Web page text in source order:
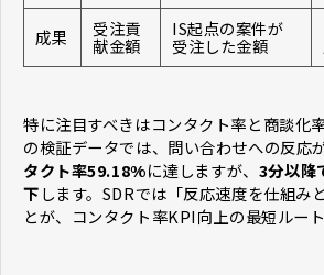
成果 受注貢
献金額
IS起点の案件が
受注した金額
特に注目すべきはコンタクト率と商談化
の検証データでは、問い合わせへの反応
タクト率59.18%に達しますが、 3分以降
下します。SDRでは「反応速度を仕組み
とが、コンタクト率KPI向上の最短ルート